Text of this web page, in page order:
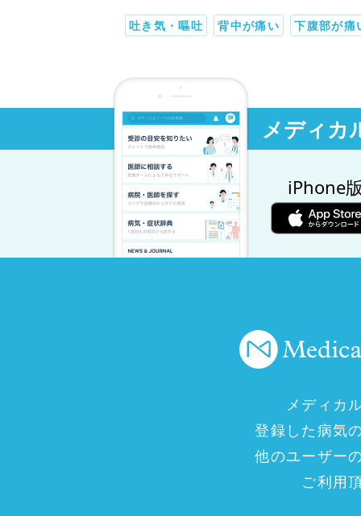
吐き気・嘔吐 背中が痛い 下腹部が痛
メディカ
iPhone
メディカ
登録した病気
他のユーザー
ご利用